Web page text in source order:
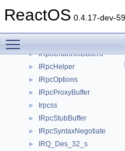
ReactOS 0.4.17-dev-
► IRP_CONTEXT
► IRpcChannelBuffer3
► IRpcHelper
► IRpcOptions
► IRpcProxyBuffer
► Irpcss
► IRpcStubBuffer
► IRpcSyntaxNegotiate
► IRQ_Des_32_s